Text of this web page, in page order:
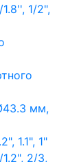
1/2",
мм,
1.1", 1"
2/3,